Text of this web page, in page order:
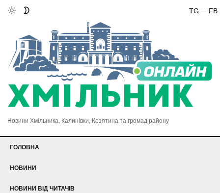
FB
TG
Новини Хмільника, Калинівки, Козятина та громад району
ГОЛОВНА
НОВИНИ
НОВИНИ ВІД ЧИТАЧІВ